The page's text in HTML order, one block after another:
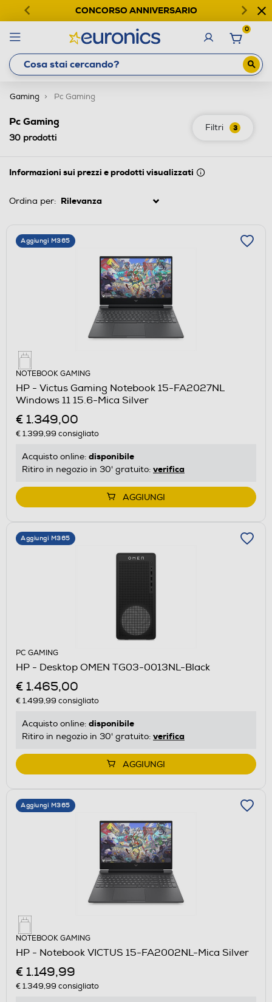
CONCORSO ANNIVERSARIO
0
Gaming Pc Gaming
Filtri 3
Pc Gaming
30 prodotti
Informazioni sui prezzi e prodotti visualizzati
Ordina per:
Aggiungi M365
NOTEBOOK GAMING
HP - Victus Gaming Notebook 15-FA2027NL
Windows 11 15.6-Mica Silver
€ 1.349,00
€ 1.399,99 consigliato
Acquisto online: disponibile
Ritiro in negozio in 30' gratuito: verifica
AGGIUNGI
Aggiungi M365
PC GAMING
HP - Desktop OMEN TG03-0013NL-Black
€ 1.465,00
€ 1.499,99 consigliato
Acquisto online: disponibile
Ritiro in negozio in 30' gratuito: verifica
AGGIUNGI
Aggiungi M365
NOTEBOOK GAMING
HP - Notebook VICTUS 15-FA2002NL-Mica Silver
€ 1.149,99
€ 1.349,99 consigliato